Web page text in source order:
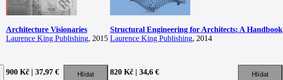
Architecture Visionaries
Laurence King Publishing, 2015
900 Kč | 37,97 €
Structural Engineering for Architects: A Handbook
Laurence King Publishing, 2014
820 Kč | 34,6 €